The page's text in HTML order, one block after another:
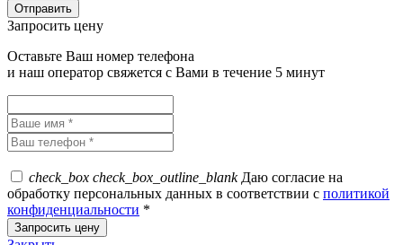
Запросить цену
Оставьте Ваш номер телефона
и наш оператор свяжется с Вами в течение 5 минут
check_box check_box_outline_blankДаю согласие на
обработку персональных данных в соответствии с политикой
конфиденциальности *